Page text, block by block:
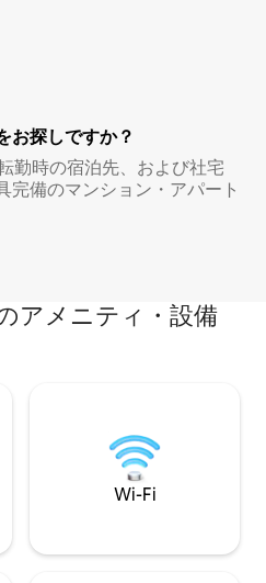
お探しですか？
勤時の宿泊先、および社宅
完備のマンション・アパート
アメニティ・設備
Wi-Fi